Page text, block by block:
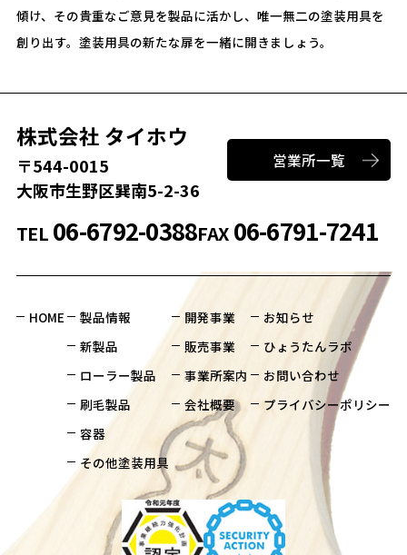
傾け、その貴重なご意見を製品に活かし、唯一無二の塗装用具を
創り出す。 塗装用具の新たな扉を一緒に開きましょう。
株式会社 タイホウ
〒544-0015
大阪市生野区巽南5-2-36
営業所一覧
TEL06-6792-0388FAX06-6791-7241
HOME
製品情報
新製品
ローラー製品
刷毛製品
容器
その他塗装用具
開発事業
販売事業
事業所案内
会社概要
お知らせ
ひょうたんラボ
お問い合わせ
プライバシーポリシー